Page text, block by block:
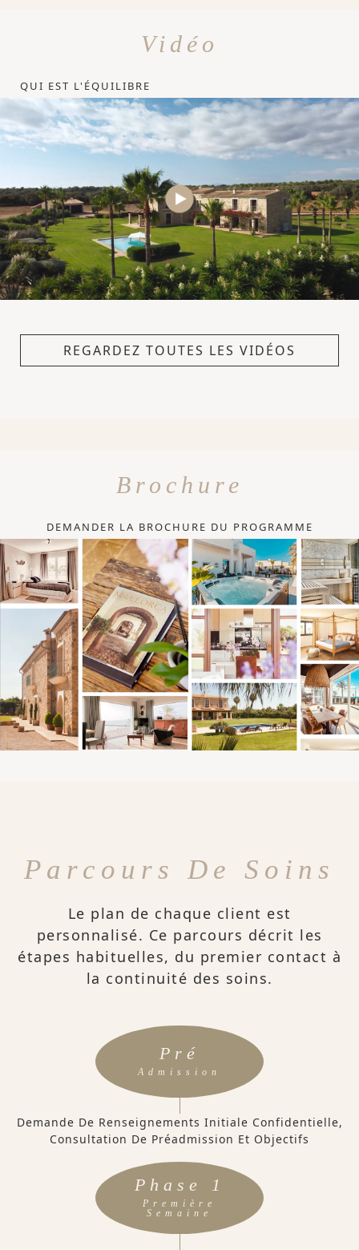
Vidéo
QUI EST L'ÉQUILIBRE
REGARDEZ TOUTES LES VIDÉOS
Brochure
DEMANDER LA BROCHURE DU PROGRAMME
Parcours De Soins
Le plan de chaque client est
personnalisé. Ce parcours décrit les
étapes habituelles, du premier contact à
la continuité des soins.
Pré
Admission
Demande De Renseignements Initiale Confidentielle,
Consultation De Préadmission Et Objectifs
Phase 1
Première
Semaine